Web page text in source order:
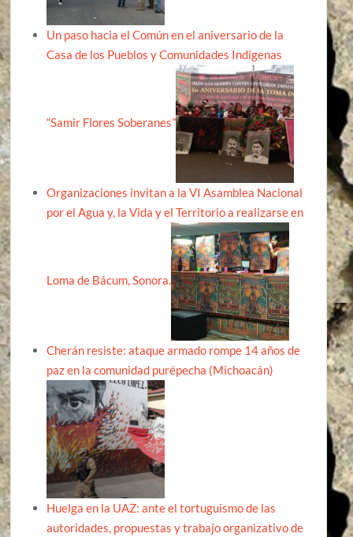
Un paso hacia el Común en el aniversario de la
Casa de los Pueblos y Comunidades Indígenas
“Samir Flores Soberanes”
Organizaciones invitan a la VI Asamblea Nacional
por el Agua y, la Vida y el Territorio a realizarse en
Loma de Bácum, Sonora.
Cherán resiste: ataque armado rompe 14 años de
paz en la comunidad purépecha (Michoacán)
Huelga en la UAZ: ante el tortuguismo de las
autoridades, propuestas y trabajo organizativo de